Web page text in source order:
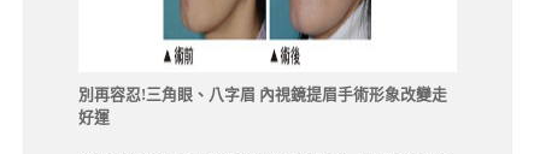
別再容忍!三角眼、八字眉 內視鏡提眉手術形象改變走
好運